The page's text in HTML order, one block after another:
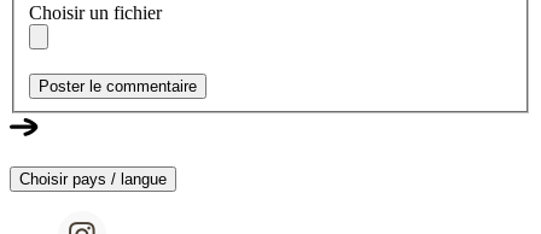
Choisir un fichier
Poster le commentaire
Choisir pays / langue